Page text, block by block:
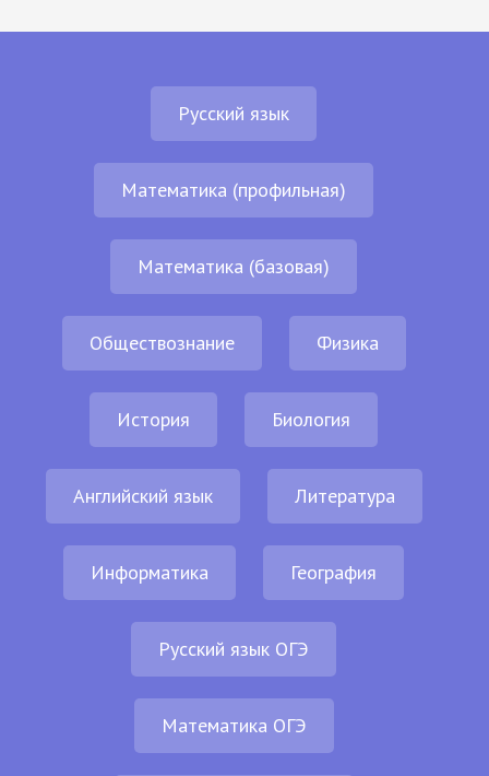
Русский язык
Математика (профильная)
Математика (базовая)
Обществознание Физика
История Биология
Английский язык Литература
Информатика География
Русский язык ОГЭ
Математика ОГЭ